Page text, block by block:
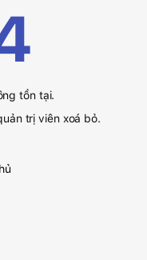
tồn tại.
trị viên xoá bỏ.